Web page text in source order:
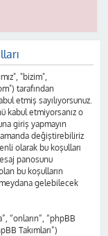
"bizim",
tarafından
etmiş sayılıyorsunuz.
kabul etmiyorsanız o
giriş yapmayın
değiştirebiliriz
olarak bu koşulları
panosunu
bu koşulların
gelebilecek
“onların”, “phpBB
Takımları”)